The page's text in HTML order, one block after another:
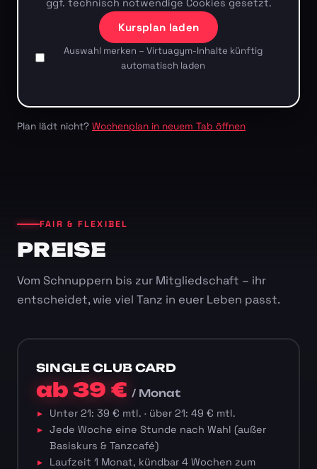
ggf. technisch notwendige Cookies gesetzt.
Kursplan laden
Auswahl merken – Virtuagym-Inhalte künftig
automatisch laden
Plan lädt nicht? Wochenplan in neuem Tab öffnen
FAIR & FLEXIBEL
PREISE
Vom Schnuppern bis zur Mitgliedschaft – ihr
entscheidet, wie viel Tanz in euer Leben passt.
SINGLE CLUB CARD
ab 39 €/ Monat
Unter 21: 39 € mtl. · über 21: 49 € mtl.
Jede Woche eine Stunde nach Wahl (außer
Basiskurs & Tanzcafé)
Laufzeit 1 Monat, kündbar 4 Wochen zum